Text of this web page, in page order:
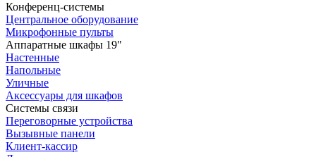
Конференц-системы
Центральное оборудование
Микрофонные пульты
Аппаратные шкафы 19"
Настенные
Напольные
Уличные
Аксессуары для шкафов
Системы связи
Переговорные устройства
Вызывные панели
Клиент-кассир